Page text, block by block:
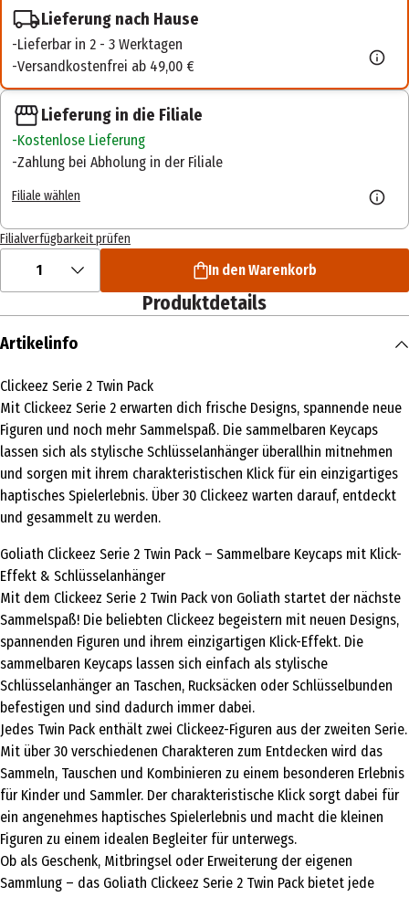
Lieferung nach Hause
Lieferbar in 2 - 3 Werktagen
Versandkostenfrei ab 49,00 €
Lieferung in die Filiale
Kostenlose Lieferung
Zahlung bei Abholung in der Filiale
Filiale wählen
Filialverfügbarkeit prüfen
1 In den Warenkorb
Produktdetails
Artikelinfo
Clickeez Serie 2 Twin Pack
Mit Clickeez Serie 2 erwarten dich frische Designs, spannende neue
Figuren und noch mehr Sammelspaß. Die sammelbaren Keycaps
lassen sich als stylische Schlüsselanhänger überallhin mitnehmen
und sorgen mit ihrem charakteristischen Klick für ein einzigartiges
haptisches Spielerlebnis. Über 30 Clickeez warten darauf, entdeckt
und gesammelt zu werden.
Goliath Clickeez Serie 2 Twin Pack – Sammelbare Keycaps mit Klick-
Effekt & Schlüsselanhänger
Mit dem Clickeez Serie 2 Twin Pack von Goliath startet der nächste
Sammelspaß! Die beliebten Clickeez begeistern mit neuen Designs,
spannenden Figuren und ihrem einzigartigen Klick-Effekt. Die
sammelbaren Keycaps lassen sich einfach als stylische
Schlüsselanhänger an Taschen, Rucksäcken oder Schlüsselbunden
befestigen und sind dadurch immer dabei.
Jedes Twin Pack enthält zwei Clickeez-Figuren aus der zweiten Serie.
Mit über 30 verschiedenen Charakteren zum Entdecken wird das
Sammeln, Tauschen und Kombinieren zu einem besonderen Erlebnis
für Kinder und Sammler. Der charakteristische Klick sorgt dabei für
ein angenehmes haptisches Spielerlebnis und macht die kleinen
Figuren zu einem idealen Begleiter für unterwegs.
Ob als Geschenk, Mitbringsel oder Erweiterung der eigenen
Sammlung – das Goliath Clickeez Serie 2 Twin Pack bietet jede